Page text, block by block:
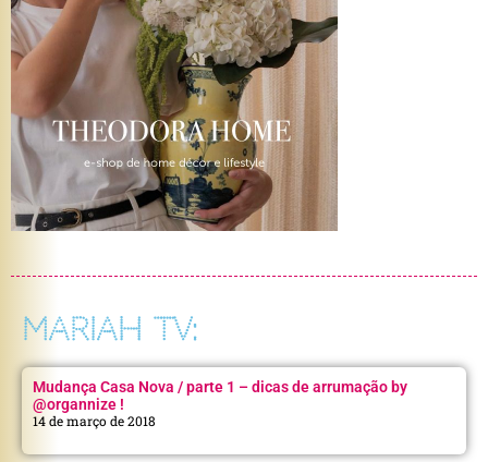
MARIAH TV:
Mudança Casa Nova / parte 1 – dicas de arrumação by
@organnize !
14 de março de 2018